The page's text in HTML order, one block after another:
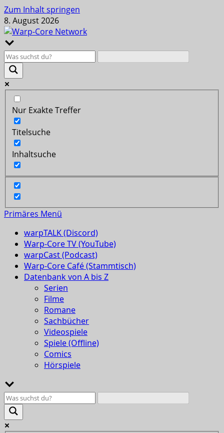
Zum Inhalt springen
8. August 2026
Nur Exakte Treffer
Titelsuche
Inhaltsuche
Primäres Menü
warpTALK (Discord)
Warp-Core TV (YouTube)
warpCast (Podcast)
Warp-Core Café (Stammtisch)
Datenbank von A bis Z
Serien
Filme
Romane
Sachbücher
Videospiele
Spiele (Offline)
Comics
Hörspiele